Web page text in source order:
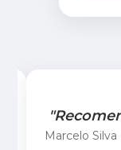
Marcelo Silva